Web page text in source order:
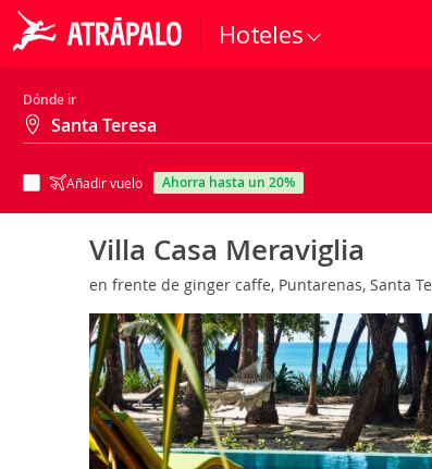
Hoteles
Dónde ir
Añadir vuelo ahorra hasta un 20%
Villa Casa Meraviglia
en frente de ginger caffe, Puntarenas, Santa